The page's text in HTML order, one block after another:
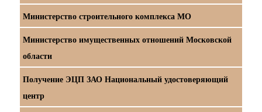
Министерство строительного комплекса МО
Министерство имущественных отношений Московской
области
Получение ЭЦП ЗАО Национальный удостоверяющий
центр